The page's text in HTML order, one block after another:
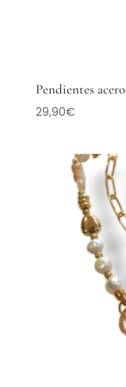
Pendientes acero
29,90€